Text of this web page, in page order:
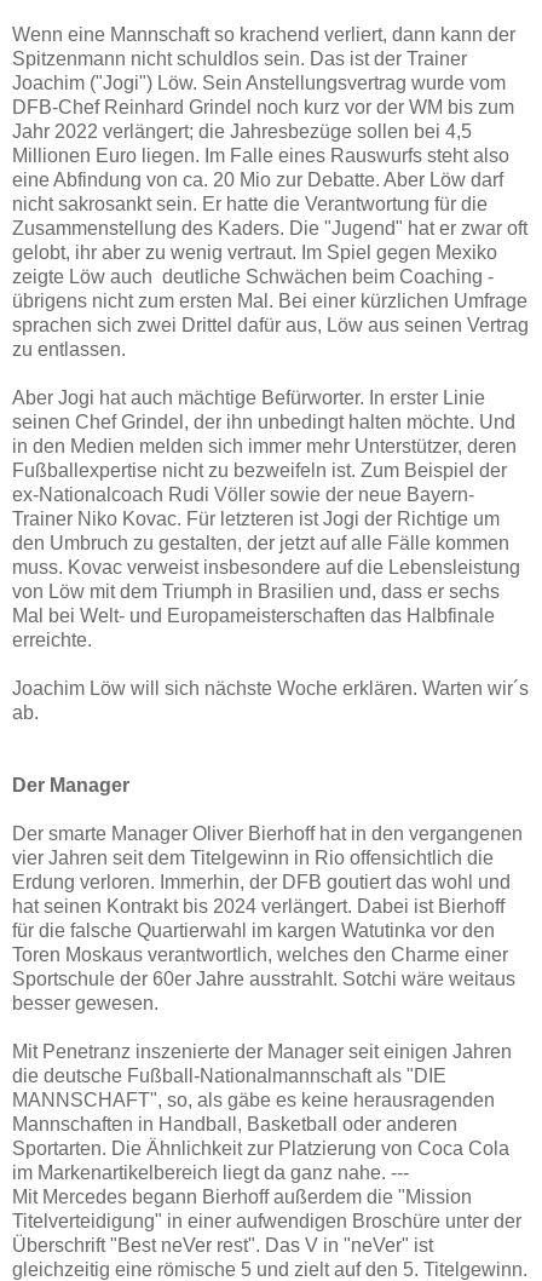
Wenn eine Mannschaft so krachend verliert, dann kann der
Spitzenmann nicht schuldlos sein. Das ist der Trainer
Joachim ("Jogi") Löw. Sein Anstellungsvertrag wurde vom
DFB-Chef Reinhard Grindel noch kurz vor der WM bis zum
Jahr 2022 verlängert; die Jahresbezüge sollen bei 4,5
Millionen Euro liegen. Im Falle eines Rauswurfs steht also
eine Abfindung von ca. 20 Mio zur Debatte. Aber Löw darf
nicht sakrosankt sein. Er hatte die Verantwortung für die
Zusammenstellung des Kaders. Die "Jugend" hat er zwar oft
gelobt, ihr aber zu wenig vertraut. Im Spiel gegen Mexiko
zeigte Löw auch deutliche Schwächen beim Coaching -
übrigens nicht zum ersten Mal. Bei einer kürzlichen Umfrage
sprachen sich zwei Drittel dafür aus, Löw aus seinen Vertrag
zu entlassen.
Aber Jogi hat auch mächtige Befürworter. In erster Linie
seinen Chef Grindel, der ihn unbedingt halten möchte. Und
in den Medien melden sich immer mehr Unterstützer, deren
Fußballexpertise nicht zu bezweifeln ist. Zum Beispiel der
ex-Nationalcoach Rudi Völler sowie der neue Bayern-
Trainer Niko Kovac. Für letzteren ist Jogi der Richtige um
den Umbruch zu gestalten, der jetzt auf alle Fälle kommen
muss. Kovac verweist insbesondere auf die Lebensleistung
von Löw mit dem Triumph in Brasilien und, dass er sechs
Mal bei Welt- und Europameisterschaften das Halbfinale
erreichte.
Joachim Löw will sich nächste Woche erklären. Warten wir´s
ab.
Der Manager
Der smarte Manager Oliver Bierhoff hat in den vergangenen
vier Jahren seit dem Titelgewinn in Rio offensichtlich die
Erdung verloren. Immerhin, der DFB goutiert das wohl und
hat seinen Kontrakt bis 2024 verlängert. Dabei ist Bierhoff
für die falsche Quartierwahl im kargen Watutinka vor den
Toren Moskaus verantwortlich, welches den Charme einer
Sportschule der 60er Jahre ausstrahlt. Sotchi wäre weitaus
besser gewesen.
Mit Penetranz inszenierte der Manager seit einigen Jahren
die deutsche Fußball-Nationalmannschaft als "DIE
MANNSCHAFT", so, als gäbe es keine herausragenden
Mannschaften in Handball, Basketball oder anderen
Sportarten. Die Ähnlichkeit zur Platzierung von Coca Cola
im Markenartikelbereich liegt da ganz nahe. ---
Mit Mercedes begann Bierhoff außerdem die "Mission
Titelverteidigung" in einer aufwendigen Broschüre unter der
Überschrift "Best neVer rest". Das V in "neVer" ist
gleichzeitig eine römische 5 und zielt auf den 5. Titelgewinn.